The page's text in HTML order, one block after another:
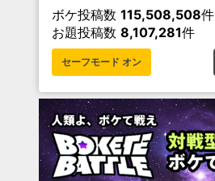
ボケ投稿数 115,508,508件
お題投稿数 8,107,281件
セーフモード オン